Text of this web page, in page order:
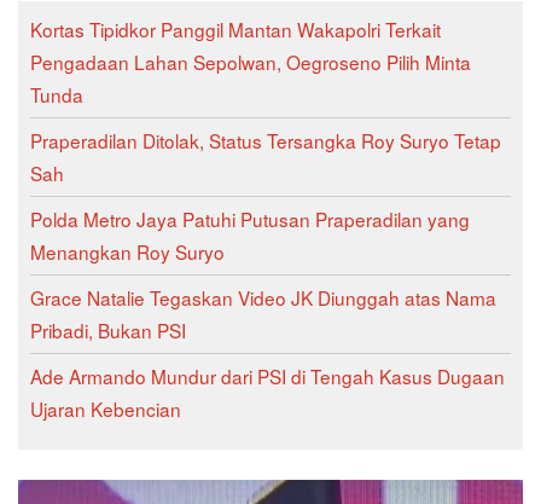
Kortas Tipidkor Panggil Mantan Wakapolri Terkait
Pengadaan Lahan Sepolwan, Oegroseno Pilih Minta
Tunda
Praperadilan Ditolak, Status Tersangka Roy Suryo Tetap
Sah
Polda Metro Jaya Patuhi Putusan Praperadilan yang
Menangkan Roy Suryo
Grace Natalie Tegaskan Video JK Diunggah atas Nama
Pribadi, Bukan PSI
Ade Armando Mundur dari PSI di Tengah Kasus Dugaan
Ujaran Kebencian